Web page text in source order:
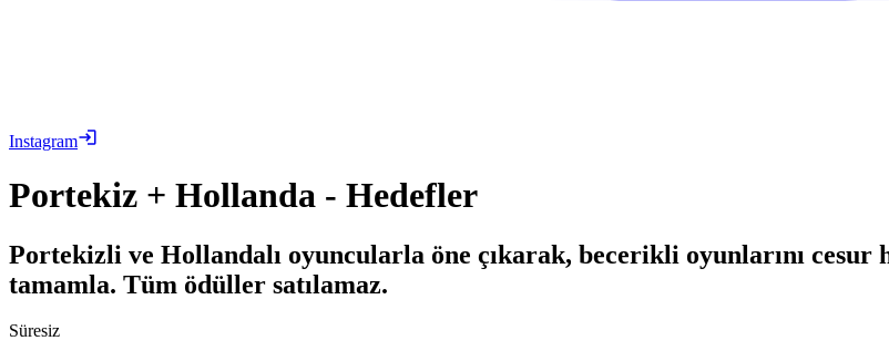
Instagram
Portekiz + Hollanda - Hedefler
Portekizli ve Hollandalı oyuncularla öne çıkarak, becerikli oyunlarını
tamamla. Tüm ödüller satılamaz.
Süresiz